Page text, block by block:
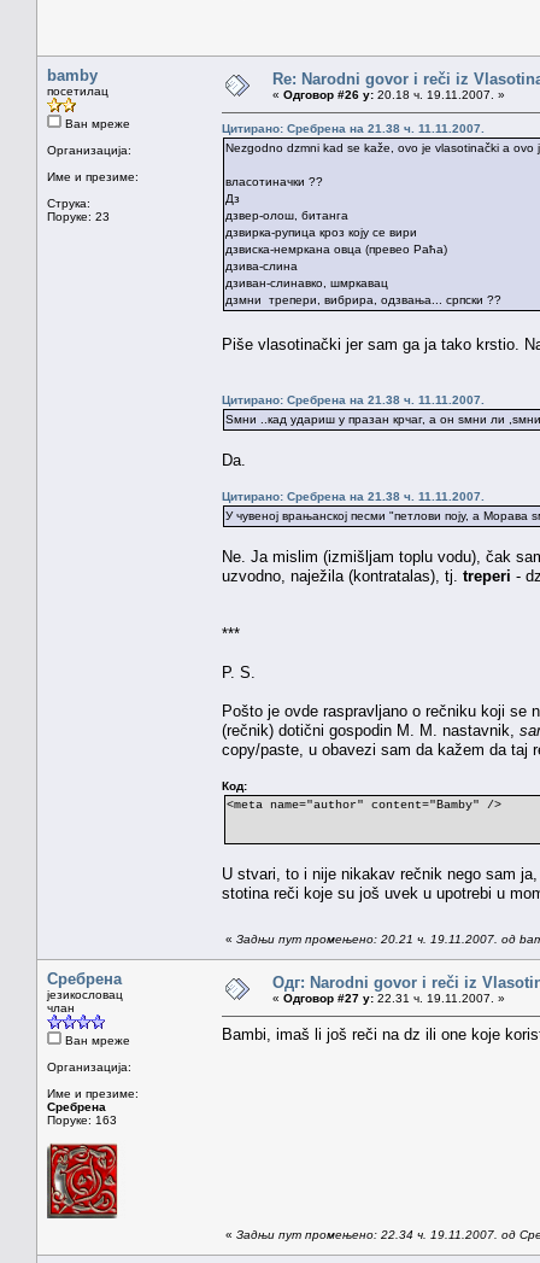
bamby
посетилац
Ван мреже
Организација:
Име и презиме:
Струка:
Поруке: 23
Re: Narodni govor i reči iz
« Одговор #26 у: 20.18 ч. 19.11.2007. »
Цитирано: Сребрена на 21.38 ч. 11.11.2007.
Nezgodno dzmni kad se kaže, ovo je vlasotinački a ovo
власотиначки ??
Дз
дзвер-олош, битaнгa
дзвирка-рупица кроз коју се вири
дзвискa-немркaнa овцa (превео Рaћa)
дзивa-слинa
дзивaн-слинaвко, шмркaвaц
дзмни трепери, вибрирa, одзвaњa... српски ??
Piše vlasotinački jer sam ga ja tako krstio.
Цитирано: Сребрена на 21.38 ч. 11.11.2007.
Ѕмни ..кад удариш у празан крчаг, а он ѕмни ли
Da.
Цитирано: Сребрена на 21.38 ч. 11.11.2007.
У чувеној врањанској песми "петлови поју, а Морава
Ne. Ja mislim (izmišljam toplu vodu), čak
uzvodno, naježila (kontratalas), tj. treperi -
***
P. S.
Pošto je ovde raspravljano o rečniku koji se
(rečnik) dotični gospodin M. M. nastavnik,
copy/paste, u obavezi sam da kažem da taj
Код:
<meta name="author" content="Bamby" />
U stvari, to i nije nikakav rečnik nego sam
stotina reči koje su još uvek u upotrebi u
« Задњи пут промењено: 20.21 ч. 19.11.2007. од
Сребрена
језикословац
члан
Ван мреже
Организација:
Име и презиме:
Сребрена
Поруке: 163
Одг: Narodni govor i reči iz
« Одговор #27 у: 22.31 ч. 19.11.2007. »
Bambi, imaš li još reči na dz ili one koje
« Задњи пут промењено: 22.34 ч. 19.11.2007. од